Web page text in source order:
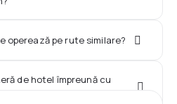
operează pe rute similare?
de hotel împreună cu